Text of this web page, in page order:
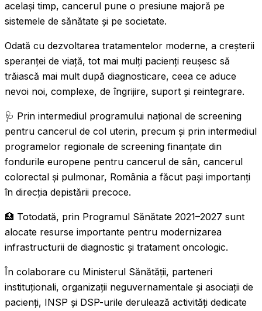
același timp, cancerul pune o presiune majoră pe
sistemele de sănătate și pe societate.
Odată cu dezvoltarea tratamentelor moderne, a creșterii
speranței de viață, tot mai mulți pacienți reușesc să
trăiască mai mult după diagnosticare, ceea ce aduce
nevoi noi, complexe, de îngrijire, suport și reintegrare.
🩺 Prin intermediul programului național de screening
pentru cancerul de col uterin, precum și prin intermediul
programelor regionale de screening finanțate din
fondurile europene pentru cancerul de sân, cancerul
colorectal și pulmonar, România a făcut pași importanți
în direcția depistării precoce.
🏥 Totodată, prin Programul Sănătate 2021–2027 sunt
alocate resurse importante pentru modernizarea
infrastructurii de diagnostic și tratament oncologic.
În colaborare cu Ministerul Sănătății, parteneri
instituționali, organizații neguvernamentale și asociații de
pacienți, INSP și DSP-urile derulează activități dedicate